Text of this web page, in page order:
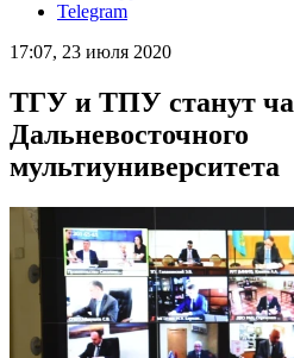
Telegram
17:07, 23 июля 2020
ТГУ и ТПУ станут
Дальневосточного
мультиуниверситета